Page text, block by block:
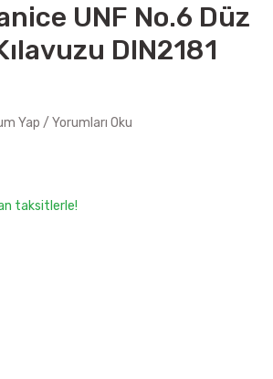
UNF No.6 Düz
DIN2181
Yap / Yorumları Oku
taksitlerle!